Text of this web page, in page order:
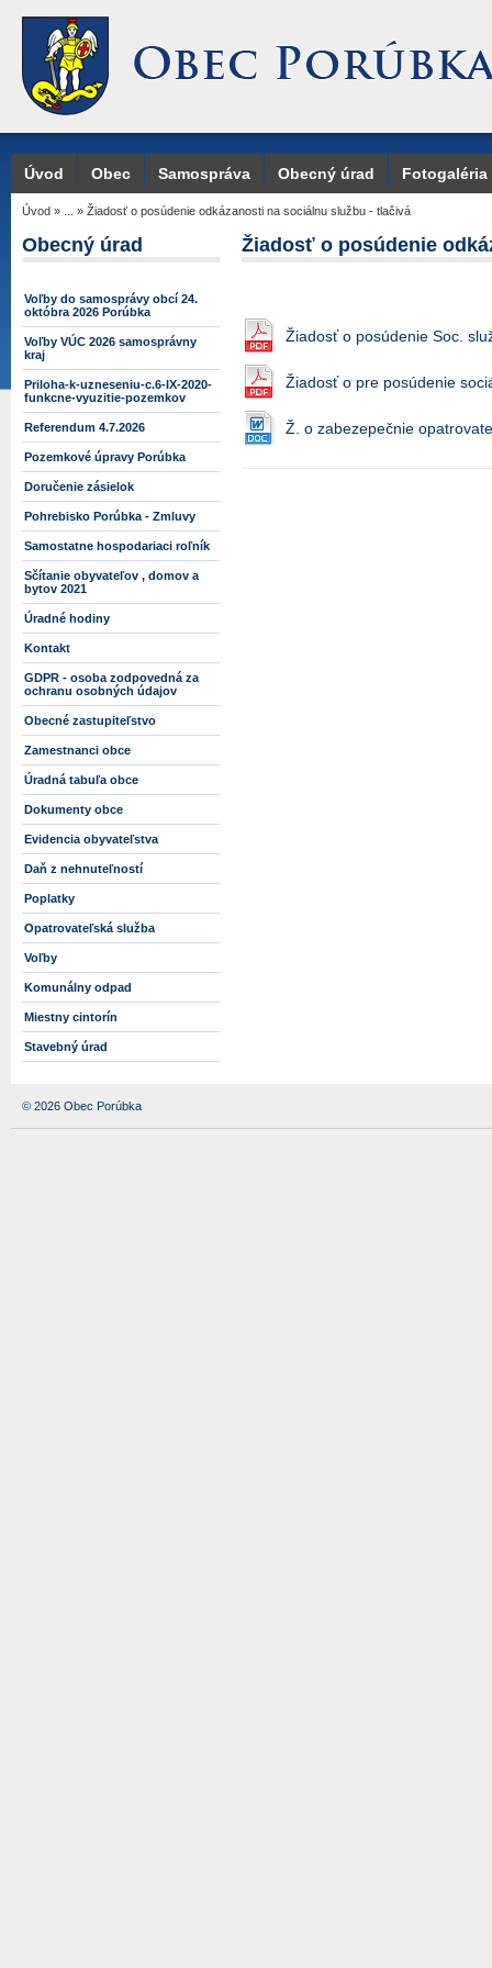
Úvod Obec Samospráva Obecný úrad Fotogaléria
Úvod » » Žiadosť o posúdenie odkázanosti na sociálnu službu - tlačivá
Obecný úrad
Voľby do samosprávy obcí 24.
októbra 2026 Porúbka
Voľby VÚC 2026 samosprávny
kraj
Priloha-k-uzneseniu-c.6-IX-2020-
funkcne-vyuzitie-pozemkov
Referendum 4.7.2026
Pozemkové úpravy Porúbka
Doručenie zásielok
Pohrebisko Porúbka - Zmluvy
Samostatne hospodariaci roľník
Sčítanie obyvateľov , domov a
bytov 2021
Úradné hodiny
Kontakt
GDPR - osoba zodpovedná za
ochranu osobných údajov
Obecné zastupiteľstvo
Zamestnanci obce
Úradná tabuľa obce
Dokumenty obce
Evidencia obyvateľstva
Daň z nehnuteľností
Poplatky
Opatrovateľská služba
Voľby
Komunálny odpad
Miestny cintorín
Stavebný úrad
Žiadosť o posúdenie
Žiadosť o posúdenie Soc.
Žiadosť o pre posúdenie
Ž. o zabezepečnie
© 2026 Obec Porúbka